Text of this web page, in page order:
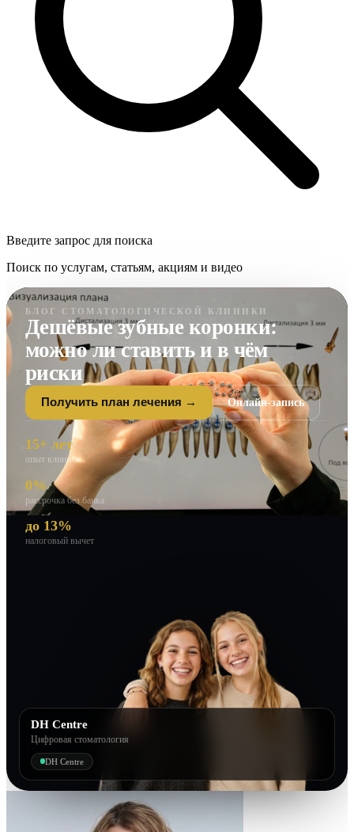
Введите запрос для поиска
Поиск по услугам, статьям, акциям и видео
БЛОГ СТОМАТОЛОГИЧЕСКОЙ КЛИНИКИ
Дешёвые зубные коронки:
можно ли ставить и в чём
риски
Получить план лечения → Онлайн-запись
15+ лет
опыт клиники
0%
рассрочка без банка
до 13%
налоговый вычет
DH Centre
Цифровая стоматология
DH Centre